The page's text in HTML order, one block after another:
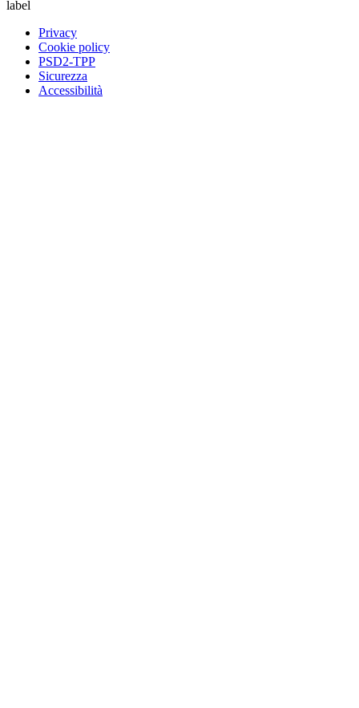
label
Privacy
Cookie policy
PSD2-TPP
Sicurezza
Accessibilità